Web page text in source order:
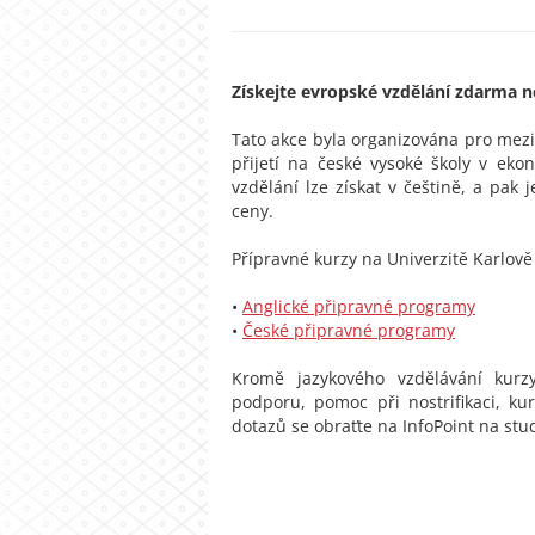
Získejte evropské vzdělání zdarma
Tato akce byla organizována pro
přijetí na české vysoké školy v
vzdělání lze získat v češtině, a pak
ceny.
Přípravné kurzy na Univerzitě
• Anglické připravné programy
• České připravné programy
Kromě jazykového vzdělávání
podporu, pomoc při nostrifikaci,
dotazů se obraťte na InfoPoint na